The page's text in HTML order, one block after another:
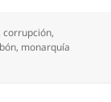
,corrupción,
, monarquía